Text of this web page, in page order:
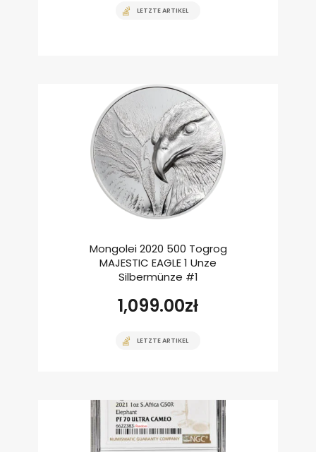
LETZTE ARTIKEL
Mongolei 2020 500 Togrog
MAJESTIC EAGLE 1 Unze
Silbermünze #1
1,099.00zł
LETZTE ARTIKEL